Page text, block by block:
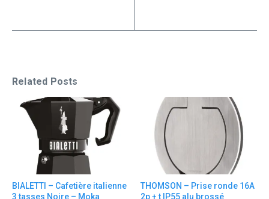
Related Posts
BIALETTI – Cafetière italienne
3 tasses Noire – Moka
THOMSON – Prise ronde 16A
2p + t IP55 alu brossé